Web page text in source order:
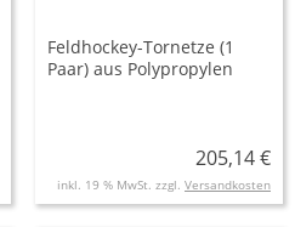
Feldhockey-Tornetze (1
Paar) aus Polypropylen
205,14 €
inkl. 19 % MwSt. zzgl. Versandkosten